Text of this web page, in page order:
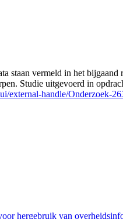
staan vermeld in het
Studie uitgevoerd in
external-handle/Onderzoek-
hergebruik van